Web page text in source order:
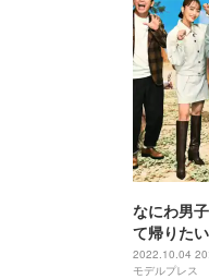
なにわ男
て帰りた
うっとり
2022.10.04
モデルプレス